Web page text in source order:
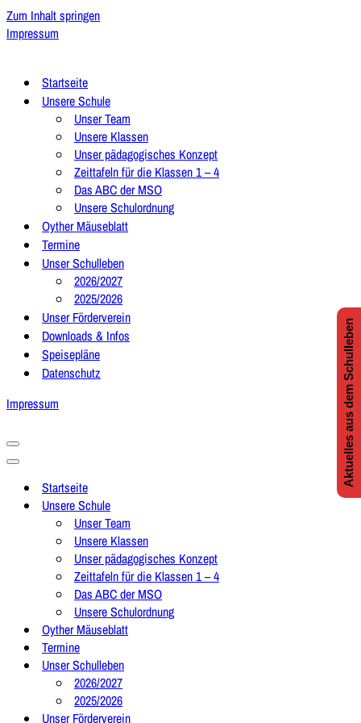
Zum Inhalt springen
Impressum
Startseite
Unsere Schule
Unser Team
Unsere Klassen
Unser pädagogisches Konzept
Zeittafeln für die Klassen 1 – 4
Das ABC der MSO
Unsere Schulordnung
Oyther Mäuseblatt
Termine
Unser Schulleben
2026/2027
2025/2026
Unser Förderverein
Downloads & Infos
Speisepläne
Datenschutz
Impressum
Navigationsmenü
Navigationsmenü
Startseite
Unsere Schule
Unser Team
Unsere Klassen
Unser pädagogisches Konzept
Zeittafeln für die Klassen 1 – 4
Das ABC der MSO
Unsere Schulordnung
Oyther Mäuseblatt
Termine
Unser Schulleben
2026/2027
2025/2026
Unser Förderverein
Aktuelles aus dem Schulleben